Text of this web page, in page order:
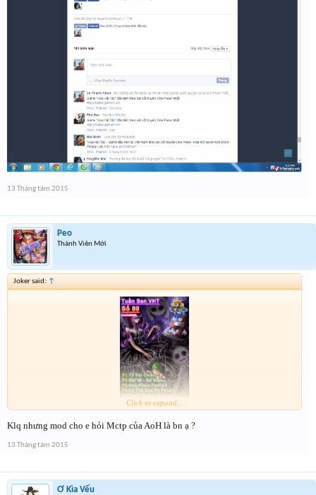
13 Tháng tám 2015
Peo
Thành Viên Mới
Joker said: ↑
Click to expand...
Klq nhưng mod cho e hỏi Mctp của AoH là bn ạ ?
13 Tháng tám 2015
Ơ Kìa Vếu